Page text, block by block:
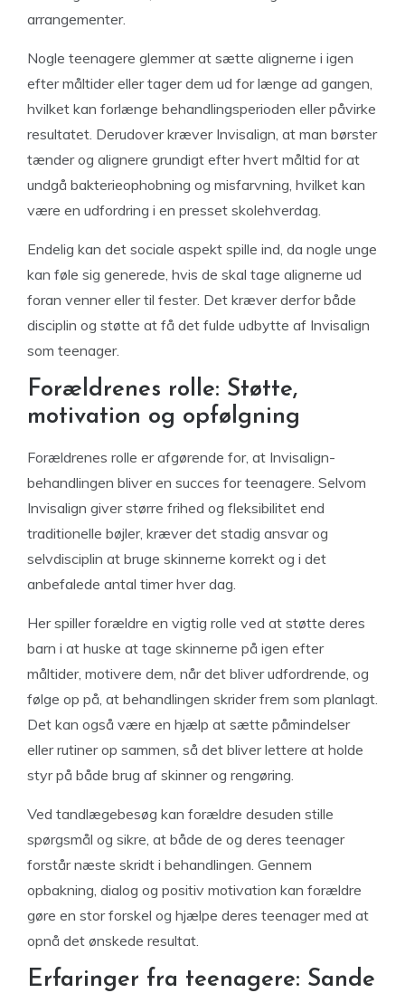
arrangementer.
Nogle teenagere glemmer at sætte alignerne i igen
efter måltider eller tager dem ud for længe ad gangen,
hvilket kan forlænge behandlingsperioden eller påvirke
resultatet. Derudover kræver Invisalign, at man børster
tænder og alignere grundigt efter hvert måltid for at
undgå bakterieophobning og misfarvning, hvilket kan
være en udfordring i en presset skolehverdag.
Endelig kan det sociale aspekt spille ind, da nogle unge
kan føle sig generede, hvis de skal tage alignerne ud
foran venner eller til fester. Det kræver derfor både
disciplin og støtte at få det fulde udbytte af Invisalign
som teenager.
Forældrenes rolle: Støtte,
motivation og opfølgning
Forældrenes rolle er afgørende for, at Invisalign-
behandlingen bliver en succes for teenagere. Selvom
Invisalign giver større frihed og fleksibilitet end
traditionelle bøjler, kræver det stadig ansvar og
selvdisciplin at bruge skinnerne korrekt og i det
anbefalede antal timer hver dag.
Her spiller forældre en vigtig rolle ved at støtte deres
barn i at huske at tage skinnerne på igen efter
måltider, motivere dem, når det bliver udfordrende, og
følge op på, at behandlingen skrider frem som planlagt.
Det kan også være en hjælp at sætte påmindelser
eller rutiner op sammen, så det bliver lettere at holde
styr på både brug af skinner og rengøring.
Ved tandlægebesøg kan forældre desuden stille
spørgsmål og sikre, at både de og deres teenager
forstår næste skridt i behandlingen. Gennem
opbakning, dialog og positiv motivation kan forældre
gøre en stor forskel og hjælpe deres teenager med at
opnå det ønskede resultat.
Erfaringer fra teenagere: Sande